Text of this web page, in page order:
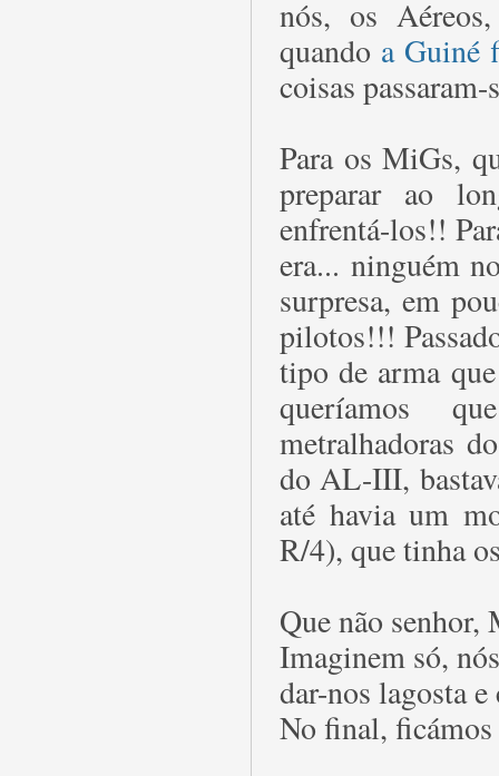
nós, os
quando a Guiné
coisas
Para os MiGs,
preparar ao
enfrentá-los!!
era... ninguém
surpresa, em
pilotos!!!
tipo de arma
queríamos
metralhadoras
do AL-III,
até havia um
R/4), que tinha
Que não
Imaginem só,
dar-nos lagosta e
No final, ficámos